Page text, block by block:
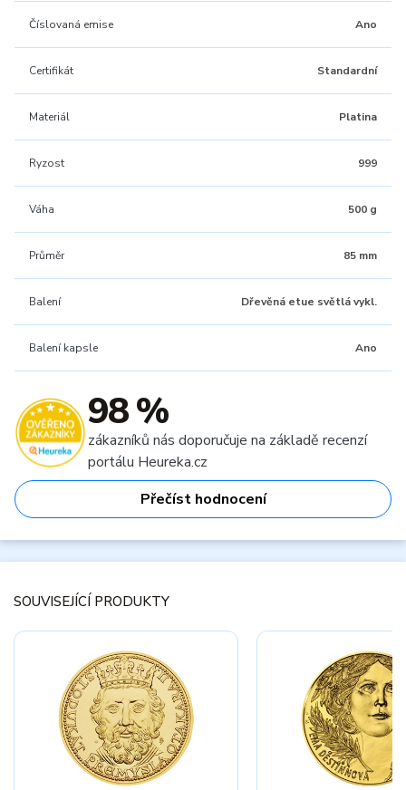
Číslovaná emise Ano
Certifikát Standardní
Materiál Platina
Ryzost 999
Váha 500 g
Průměr 85 mm
Balení Dřevěná etue světlá vykl.
Balení kapsle Ano
98 %
zákazníků nás doporučuje na základě recenzí
portálu Heureka.cz
Přečíst hodnocení
SOUVISEJÍCÍ PRODUKTY